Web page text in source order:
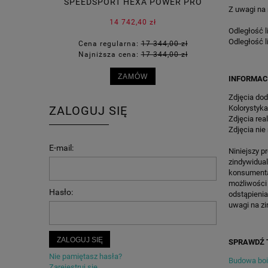
SPEEDSPORT HEXA POWER PRO
14 742,40 zł
Cena regularna:17 344,00 zł
Najniższa cena:17 344,00 zł
ZAMÓW
ZALOGUJ SIĘ
E-mail:
Hasło:
ZALOGUJ SIĘ
Nie pamiętasz hasła?
Z uwagi na
Odległość
Odległość
Zdjęcia
Zdjęcia
Zdjęcia nie
Niniejszy
możliwości
uwagi na
SPRAWDŹ
Budowa